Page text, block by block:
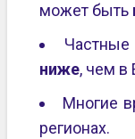
может быть
Частные
ниже, чем в
Многие
регионах.